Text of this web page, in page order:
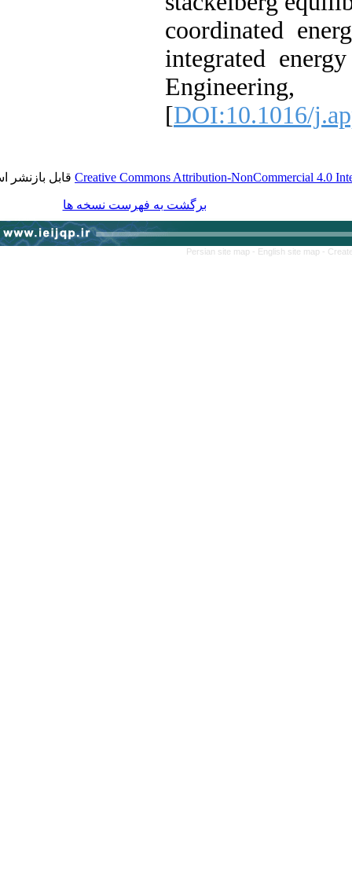
coordinated
integrated
[DOI:10.1016/
Creative Commons Attribution-NonCommercialقابل بازنشر است.
برگشت به فهرست نسخه ها
Persian site map - English site map